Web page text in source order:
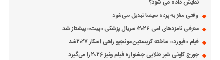
نمایش داده می شود؟
وقتی مغز به پرده سینما تبدیل می‌شود
معرفی نامزدهای امی ۲۰۲۶؛ سریال پزشکی «پیت» پیشتاز شد
فیلم «فیورد» ساخته کریستین مونجیو راهی اسکار ۲۰۲۷شد
جورج کلونی شیر طلایی جشنواره فیلم ونیز ۲۰۲۶ را می‌گیرد